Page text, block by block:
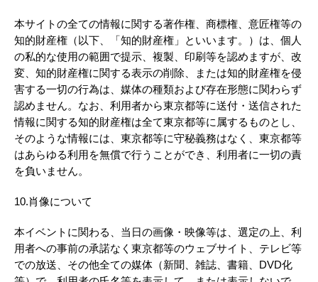
本サイトの全ての情報に関する著作権、商標権、意匠権等の
知的財産権（以下、「知的財産権」といいます。）は、個人
の私的な使用の範囲で提示、複製、印刷等を認めますが、改
変、知的財産権に関する表示の削除、または知的財産権を侵
害する一切の行為は、媒体の種類および存在形態に関わらず
認めません。なお、利用者から東京都等に送付・送信された
情報に関する知的財産権は全て東京都等に属するものとし、
そのような情報には、東京都等に守秘義務はなく、東京都等
はあらゆる利用を無償で行うことができ、利用者に一切の責
を負いません。
10.肖像について
本イベントに関わる、当日の画像・映像等は、選定の上、利
用者への事前の承諾なく東京都等のウェブサイト、テレビ等
での放送、その他全ての媒体（新聞、雑誌、書籍、DVD化